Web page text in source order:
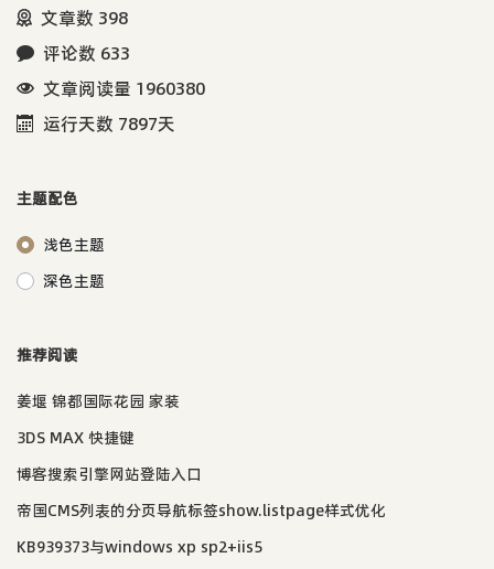
文章数 398
评论数 633
文章阅读量 1960380
运行天数 7897天
主题配色
浅色主题
深色主题
推荐阅读
姜堰 锦都国际花园 家装
3DS MAX 快捷键
博客搜索引擎网站登陆入口
帝国CMS列表的分页导航标签show.listpage样式优化
KB939373与windows xp sp2+iis5